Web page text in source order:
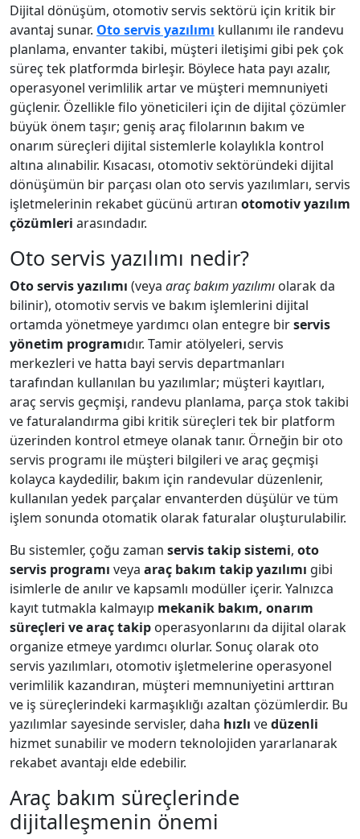
Dijital dönüşüm, otomotiv servis sektörü için kritik bir
avantaj sunar. Oto servis yazılımı kullanımı ile randevu
planlama, envanter takibi, müşteri iletişimi gibi pek çok
süreç tek platformda birleşir. Böylece hata payı azalır,
operasyonel verimlilik artar ve müşteri memnuniyeti
güçlenir. Özellikle filo yöneticileri için de dijital çözümler
büyük önem taşır; geniş araç filolarının bakım ve
onarım süreçleri dijital sistemlerle kolaylıkla kontrol
altına alınabilir. Kısacası, otomotiv sektöründeki dijital
dönüşümün bir parçası olan oto servis yazılımları, servis
işletmelerinin rekabet gücünü artıran otomotiv yazılım
çözümleri arasındadır.
Oto servis yazılımı nedir?
Oto servis yazılımı (veya araç bakım yazılımı olarak da
bilinir), otomotiv servis ve bakım işlemlerini dijital
ortamda yönetmeye yardımcı olan entegre birservis
yönetim programıdır. Tamir atölyeleri, servis
merkezleri ve hatta bayi servis departmanları
tarafından kullanılan bu yazılımlar; müşteri kayıtları,
araç servis geçmişi, randevu planlama, parça stok takibi
ve faturalandırma gibi kritik süreçleri tek bir platform
üzerinden kontrol etmeye olanak tanır. Örneğin bir oto
servis programı ile müşteri bilgileri ve araç geçmişi
kolayca kaydedilir, bakım için randevular düzenlenir,
kullanılan yedek parçalar envanterden düşülür ve tüm
işlem sonunda otomatik olarak faturalar oluşturulabilir.
Bu sistemler, çoğu zaman servis takip sistemi, oto
servis programı veya araç bakım takip yazılımı gibi
isimlerle de anılır ve kapsamlı modüller içerir. Yalnızca
kayıt tutmakla kalmayıp mekanik bakım, onarım
süreçleri ve araç takip operasyonlarını da dijital olarak
organize etmeye yardımcı olurlar. Sonuç olarak oto
servis yazılımları, otomotiv işletmelerine operasyonel
verimlilik kazandıran, müşteri memnuniyetini arttıran
ve iş süreçlerindeki karmaşıklığı azaltan çözümlerdir. Bu
yazılımlar sayesinde servisler, daha hızlı vedüzenli
hizmet sunabilir ve modern teknolojiden yararlanarak
rekabet avantajı elde edebilir.
Araç bakım süreçlerinde
dijitalleşmenin önemi